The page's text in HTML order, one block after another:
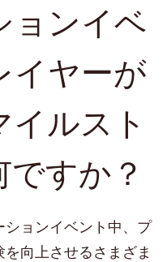
ョンイベ
イヤーが
ルスト
すか？
ションイベント中、プ
向上させるさまざま